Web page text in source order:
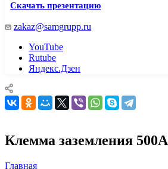
Скачать презентацию
zakaz@samgrupp.ru
YouTube
Rutube
Яндекс.Дзен
Клемма заземления 500А
Главная